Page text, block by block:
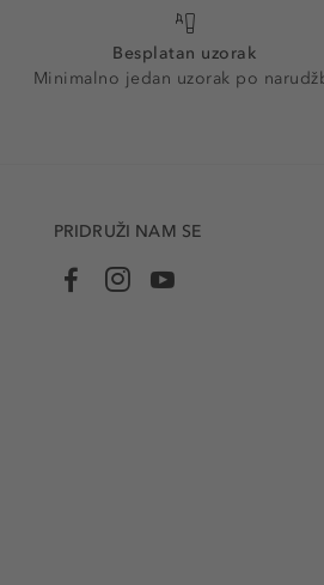
Besplatan uzorak
Minimalno jedan uzorak po
PRIDRUŽI NAM SE